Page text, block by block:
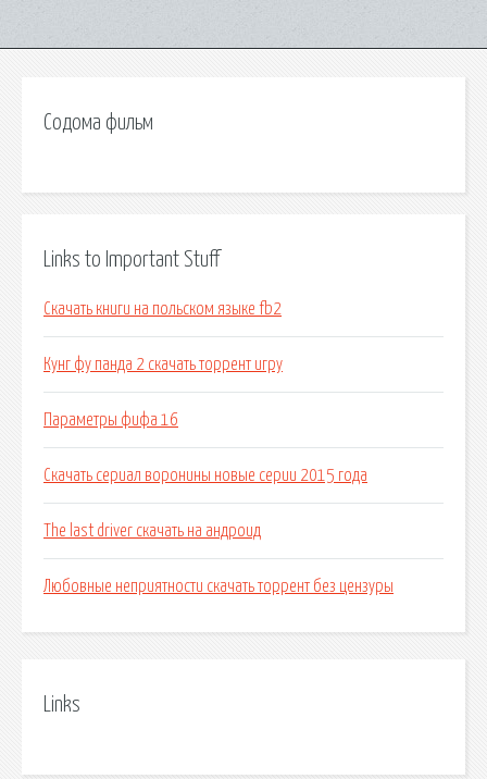
Содома фильм
Links to Important Stuff
Скачать книги на польском языке fb2
Кунг фу панда 2 скачать торрент игру
Параметры фифа 16
Скачать сериал воронины новые серии 2015 года
The last driver скачать на андроид
Любовные неприятности скачать торрент без цензуры
Links